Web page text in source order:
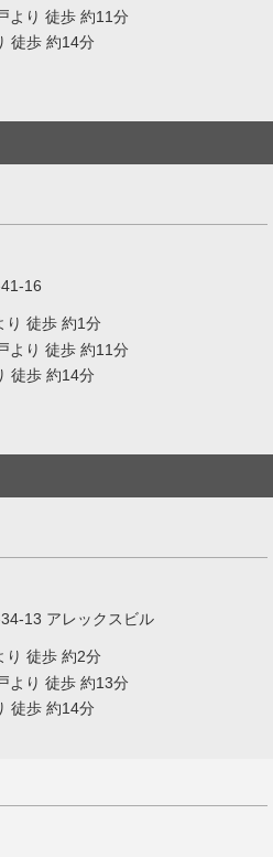
より 徒歩 約11分
徒歩 約14分
16
り 徒歩 約1分
より 徒歩 約11分
徒歩 約14分
13 アレックスビル
り 徒歩 約2分
より 徒歩 約13分
徒歩 約14分